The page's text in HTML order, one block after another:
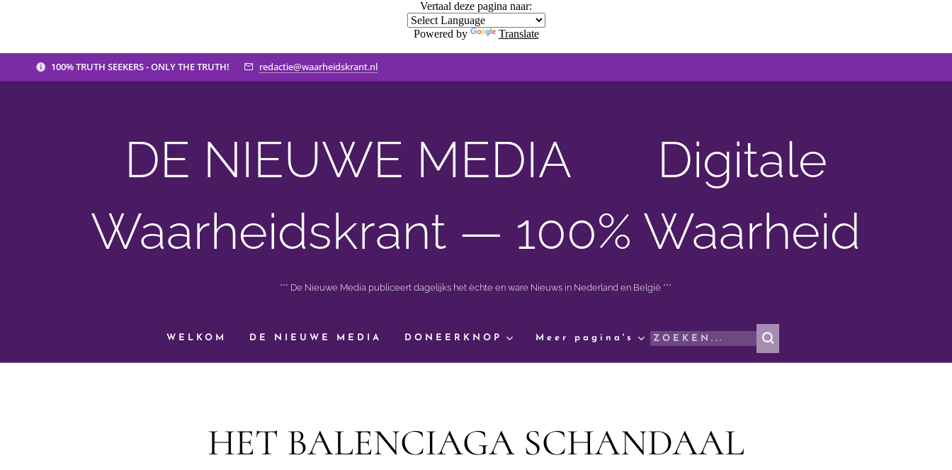
Vertaal deze pagina naar:
Powered by Translate
100% TRUTH SEEKERS - ONLY THE TRUTH! redactie@waarheidskrant.nl
DE NIEUWE MEDIA 🟣 Digitale
Waarheidskrant — 100% Waarheid
*** De Nieuwe Media publiceert dagelijks het èchte en ware Nieuws in Nederland en België ***
WELKOM DE NIEUWE MEDIA DONEERKNOP Meer pagina's
HET BALENCIAGA SCHANDAAL